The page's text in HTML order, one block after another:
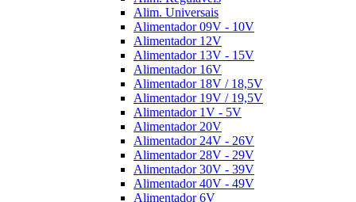
Alim. Universais
Alimentador 09V - 10V
Alimentador 12V
Alimentador 13V - 15V
Alimentador 16V
Alimentador 18V / 18,5V
Alimentador 19V / 19,5V
Alimentador 1V - 5V
Alimentador 20V
Alimentador 24V - 26V
Alimentador 28V - 29V
Alimentador 30V - 39V
Alimentador 40V - 49V
Alimentador 6V